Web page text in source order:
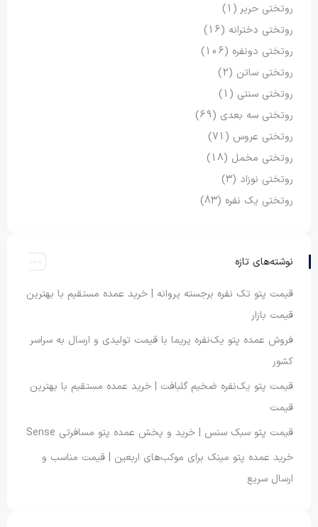
روتختی حریر (1)
روتختی دخترانه (16)
روتختی دونفره (106)
روتختی ساتن (2)
روتختی سنتی (1)
روتختی سه بعدی (69)
روتختی عروس (71)
روتختی مخمل (18)
روتختی نوزاد (3)
روتختی یک نفره (83)
نوشته‌های تازه
قیمت پتو تک نفره برجسته پروانه | خرید عمده مستقیم با بهترین
قیمت بازار
فروش عمده پتو یک‌نفره پریما با قیمت تولیدی و ارسال به سراسر
کشور
قیمت پتو یک‌نفره ضخیم گلبافت | خرید عمده مستقیم با بهترین
قیمت
قیمت پتو سبک سنس | خرید و پخش عمده پتو مسافرتی Sense
خرید عمده پتو مینک برای موکب‌های اربعین | قیمت مناسب و
ارسال سریع